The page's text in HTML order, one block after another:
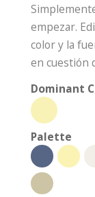
empezar.
color y la
en cuestión
Dominant
Palette